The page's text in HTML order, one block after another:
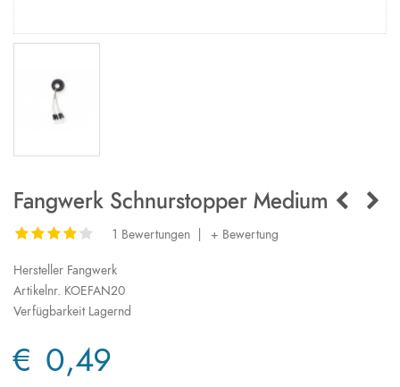
Fangwerk Schnurstopper Medium
1 Bewertungen + Bewertung
Hersteller Fangwerk
Artikelnr. KOEFAN20
VerfügbarkeitLagernd
€ 0,49